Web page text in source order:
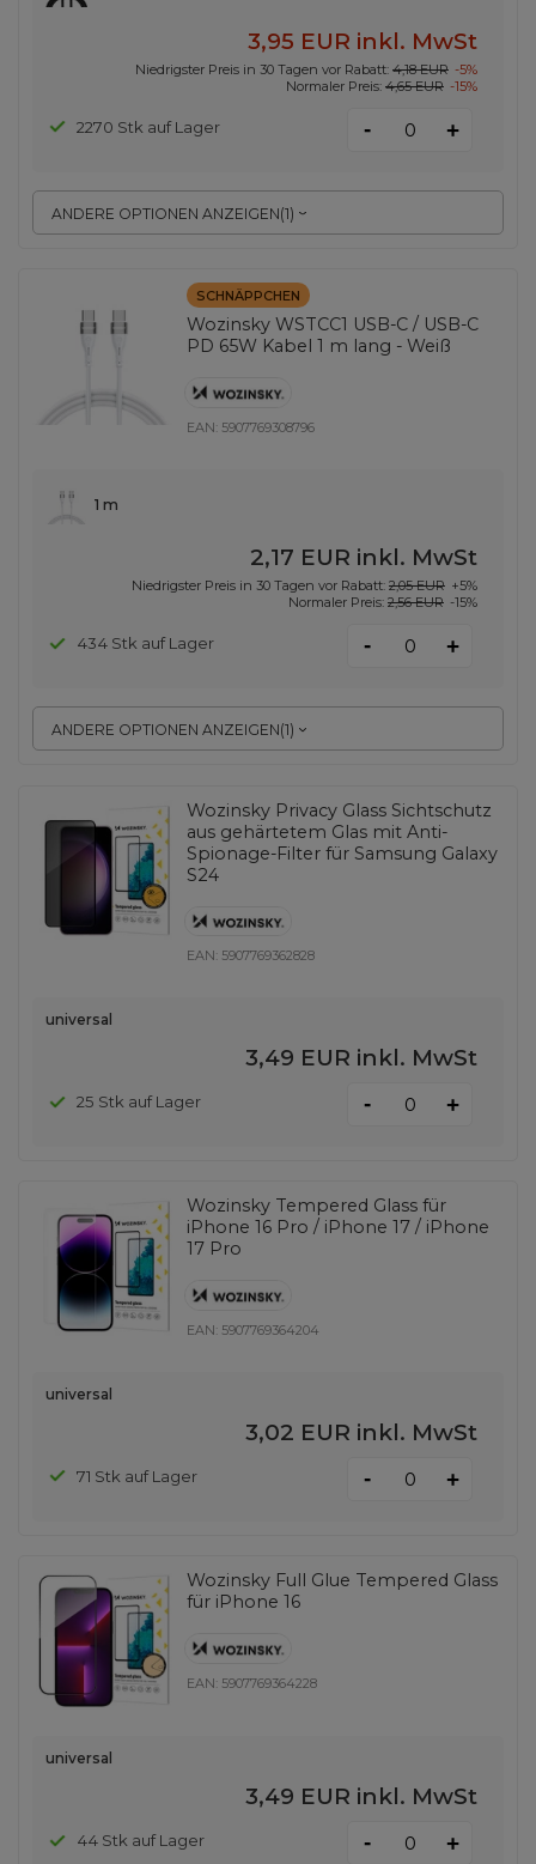
ANDERE OPTIONEN ANZEIGEN(1)
3,95 EUR inkl. MwSt
Niedrigster Preis in 30 Tagen vor Rabatt: 4,18 EUR -5%
Normaler Preis: 4,65 EUR -15%
2270 Stk auf Lager - +
SCHNÄPPCHEN
Wozinsky WSTCC1 USB-C / USB-C
PD 65W Kabel 1 m lang - Weiß
EAN: 5907769308796
ANDERE OPTIONEN ANZEIGEN(1)
1 m
2,17 EUR inkl. MwSt
Niedrigster Preis in 30 Tagen vor Rabatt: 2,05 EUR +5%
Normaler Preis: 2,56 EUR -15%
434 Stk auf Lager - +
Wozinsky Privacy Glass Sichtschutz
aus gehärtetem Glas mit Anti-
Spionage-Filter für Samsung Galaxy
S24
EAN: 5907769362828
universal
3,49 EUR inkl. MwSt
25 Stk auf Lager - +
Wozinsky Tempered Glass für
iPhone 16 Pro / iPhone 17 / iPhone
17 Pro
EAN: 5907769364204
universal
3,02 EUR inkl. MwSt
71 Stk auf Lager - +
Wozinsky Full Glue Tempered Glass
für iPhone 16
EAN: 5907769364228
universal
3,49 EUR inkl. MwSt
44 Stk auf Lager - +